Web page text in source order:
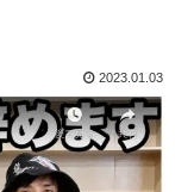
2023.01.03